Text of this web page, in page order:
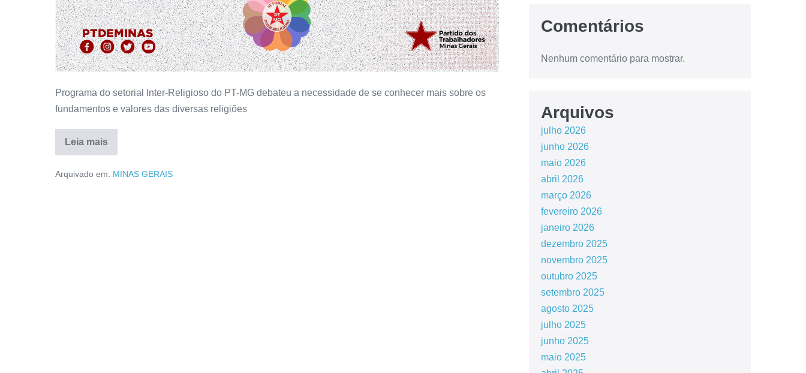
Programa do setorial Inter-Religioso do PT-MG debateu a necessidade de se conhecer mais sobre os
fundamentos e valores das diversas religiões
Leia mais
Arquivado em: MINAS GERAIS
Comentários
Nenhum comentário para mostrar.
Arquivos
julho 2026
junho 2026
maio 2026
abril 2026
março 2026
fevereiro 2026
janeiro 2026
dezembro 2025
novembro 2025
outubro 2025
setembro 2025
agosto 2025
julho 2025
junho 2025
maio 2025